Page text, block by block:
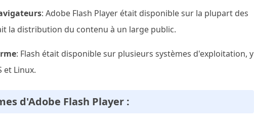
: Adobe Flash Player était disponible sur la plupart des
la distribution du contenu à un large public.
: Flash était disponible sur plusieurs systèmes d'exploitation, y
et Linux.
d'Adobe Flash Player :